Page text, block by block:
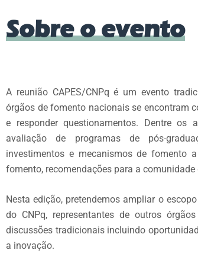
Sobre o evento
A reunião CAPES/CNPq é um evento
órgãos de fomento nacionais se encontram
e responder questionamentos. Dentre os
avaliação de programas de pós-
investimentos e mecanismos de fomento
fomento, recomendações para a
Nesta edição, pretendemos ampliar o
do CNPq, representantes de outros
discussões tradicionais incluindo
a inovação.